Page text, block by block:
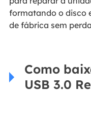
formatando o disco
de fábrica sem
Como
USB 3.0